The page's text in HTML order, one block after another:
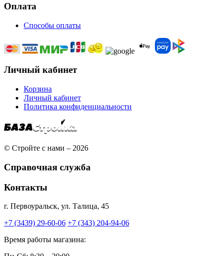
Оплата
Способы оплаты
Личный кабинет
Корзина
Личный кабинет
Политика конфиденциальности
© Стройте с нами – 2026
Справочная служба
Контакты
г. Первоуральск, ул. Талица, 45
+7 (3439) 29-60-06 +7 (343) 204-94-06
Время работы магазина: